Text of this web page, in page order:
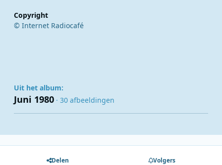
Copyright
© Internet Radiocafé
Uit het album:
Juni 1980 · 30 afbeeldingen
Delen Volgers